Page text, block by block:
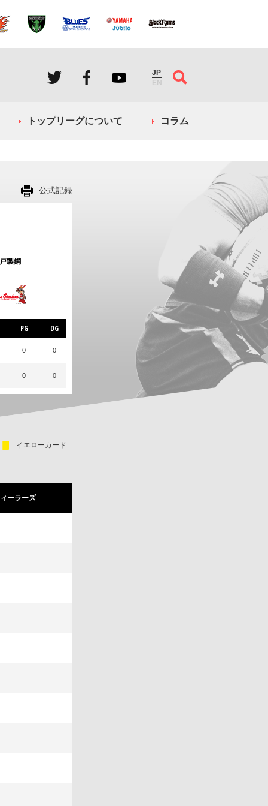
JP
EN
トップリーグについて コラム
公式記録
製鋼
PG DG
0 0
0 0
イエローカード
ーラーズ